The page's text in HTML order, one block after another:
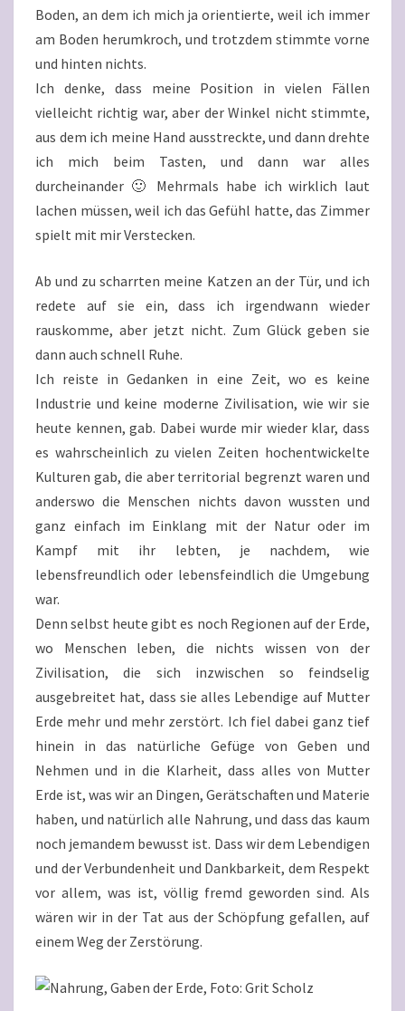
Boden, an dem ich mich ja orientierte, weil ich immer
am Boden herumkroch, und trotzdem stimmte vorne
und hinten nichts.
Ich denke, dass meine Position in vielen Fällen
vielleicht richtig war, aber der Winkel nicht stimmte,
aus dem ich meine Hand ausstreckte, und dann drehte
ich mich beim Tasten, und dann war alles
durcheinander 🙂 Mehrmals habe ich wirklich laut
lachen müssen, weil ich das Gefühl hatte, das Zimmer
spielt mit mir Verstecken.
Ab und zu scharrten meine Katzen an der Tür, und ich
redete auf sie ein, dass ich irgendwann wieder
rauskomme, aber jetzt nicht. Zum Glück geben sie
dann auch schnell Ruhe.
Ich reiste in Gedanken in eine Zeit, wo es keine
Industrie und keine moderne Zivilisation, wie wir sie
heute kennen, gab. Dabei wurde mir wieder klar, dass
es wahrscheinlich zu vielen Zeiten hochentwickelte
Kulturen gab, die aber territorial begrenzt waren und
anderswo die Menschen nichts davon wussten und
ganz einfach im Einklang mit der Natur oder im
Kampf mit ihr lebten, je nachdem, wie
lebensfreundlich oder lebensfeindlich die Umgebung
war.
Denn selbst heute gibt es noch Regionen auf der Erde,
wo Menschen leben, die nichts wissen von der
Zivilisation, die sich inzwischen so feindselig
ausgebreitet hat, dass sie alles Lebendige auf Mutter
Erde mehr und mehr zerstört. Ich fiel dabei ganz tief
hinein in das natürliche Gefüge von Geben und
Nehmen und in die Klarheit, dass alles von Mutter
Erde ist, was wir an Dingen, Gerätschaften und Materie
haben, und natürlich alle Nahrung, und dass das kaum
noch jemandem bewusst ist. Dass wir dem Lebendigen
und der Verbundenheit und Dankbarkeit, dem Respekt
vor allem, was ist, völlig fremd geworden sind. Als
wären wir in der Tat aus der Schöpfung gefallen, auf
einem Weg der Zerstörung.